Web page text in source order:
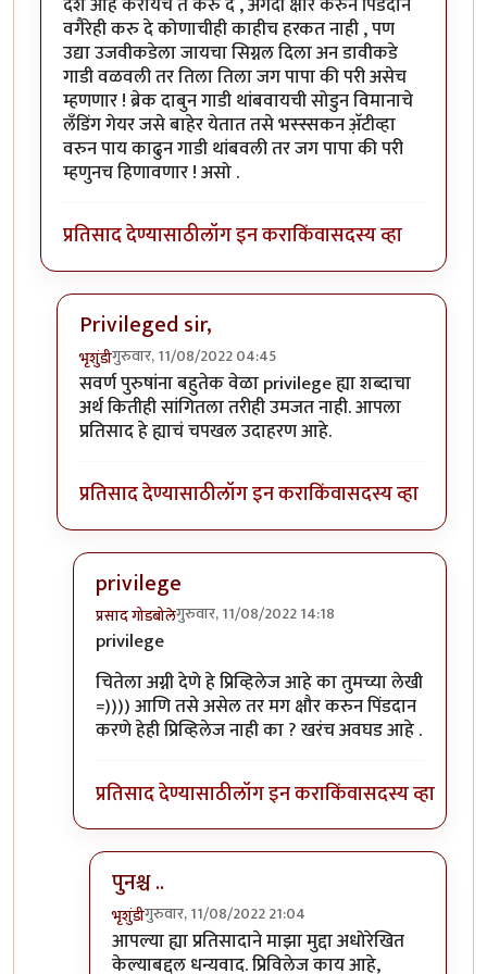
वगैरेही करु दे कोणाचीही काहीच हरकत नाही , पण
उद्या उजवीकडेला जायचा सिग्नल दिला अन डावीकडे
गाडी वळवली तर तिला तिला जग पापा की परी असेच
म्हणणार ! ब्रेक दाबुन गाडी थांबवायची सोडुन विमानाचे
लँडिंग गेयर जसे बाहेर येतात तसे भस्स्सकन अ‍ॅ़टीव्हा
वरुन पाय काढुन गाडी थांबवली तर जग पापा की परी
म्हणुनच हिणावणार ! असो .
प्रतिसाद देण्यासाठीलॉग इन कराकिंवासदस्य व्हा
Privileged sir,
भृशुंडीगुरुवार, 11/08/2022 04:45
In reply toउगाचचbyप्रसाद गोडबोले
सवर्ण पुरुषांना बहुतेक वेळा privilege ह्या शब्दाचा
अर्थ कितीही सांगितला तरीही उमजत नाही. आपला
प्रतिसाद हे ह्याचं चपखल उदाहरण आहे.
प्रतिसाद देण्यासाठीलॉग इन कराकिंवासदस्य व्हा
privilege
प्रसाद गोडबोलेगुरुवार, 11/08/2022 14:18
In reply to
privilege
चितेला अग्नी देणे हे प्रिव्हिलेज आहे का तुमच्या लेखी
=)))) आणि तसे असेल तर मग क्षौर करुन पिंडदान
करणे हेही प्रिव्हिलेज नाही का ? खरंच अवघड आहे .
प्रतिसाद देण्यासाठीलॉग इन कराकिंवासदस्य व्हा
पुनश्च ..
भृशुंडीगुरुवार, 11/08/2022 21:04
In reply toprivilegebyप्रसाद गोडबोले
आपल्या ह्या प्रतिसादाने माझा मुद्दा अधोरेखित
केल्याबद्दल धन्यवाद. प्रिविलेज काय आहे,